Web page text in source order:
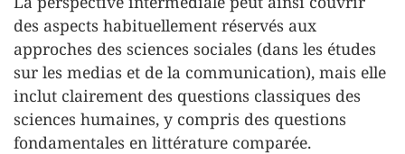
des aspects habituellement réservés aux
approches des sciences sociales (dans les études
sur les medias et de la communication), mais elle
inclut clairement des questions classiques des
sciences humaines, y compris des questions
fondamentales en littérature comparée.